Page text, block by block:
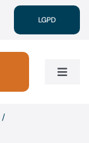
LGPD
Toggle